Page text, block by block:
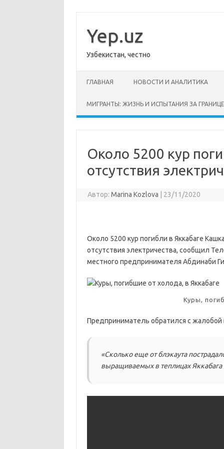
содержимому
Yep.uz
Узбекистан, честно
ГЛАВНАЯ НОВОСТИ И АНАЛИТИКА
МИГРАНТЫ: ЖИЗНЬ И ИСПЫТАНИЯ ЗА
Около 5200 кур
отсутствия
Автор: Marina Kozlova 23/11/2020
Около 5200 кур погибли в Яккабаге
отсутствия электричества, сообщил
местного предпринимателя Абдинаби
Куры,
Предприниматель обратился с жалобой
«Сколько еще от блэкаута
выращиваемых в теплицах Яккабага